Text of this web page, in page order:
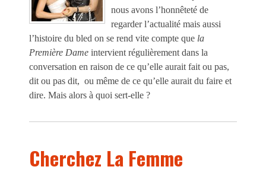
nous avons l’honnêteté de
regarder l’actualité mais aussi
l’histoire du bled on se rend vite compte que la
Première Dame intervient régulièrement dans la
conversation en raison de ce qu’elle aurait fait ou pas,
dit ou pas dit, ou même de ce qu’elle aurait du faire et
dire. Mais alors à quoi sert-elle ?
Cherchez La Femme